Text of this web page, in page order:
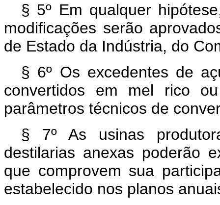
§ 5º Em qualquer
modificações serão
de Estado da Indústria, do
§ 6º Os excedentes de
convertidos em mel rico
parâmetros técnicos de
§ 7º As usinas
destilarias anexas poderão
que comprovem sua
estabelecido nos planos